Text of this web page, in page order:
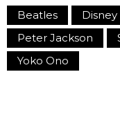
Beatles Disney
Peter Jackson
Yoko Ono